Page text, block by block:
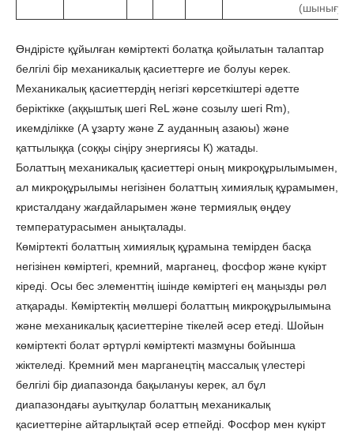
(шынығу)
Өндірісте құйылған көміртекті болатқа қойылатын талаптар
белгілі бір механикалық қасиеттерге ие болуы керек.
Механикалық қасиеттердің негізгі көрсеткіштері әдетте
беріктікке (аққыштық шегі ReL және созылу шегі Rm),
икемділікке (А ұзарту және Z ауданның азаюы) және
қаттылыққа (соққы сіңіру энергиясы К) жатады.
Болаттың механикалық қасиеттері оның микроқұрылымымен,
ал микроқұрылымы негізінен болаттың химиялық құрамымен,
кристалдану жағдайларымен және термиялық өңдеу
температурасымен анықталады.
Көміртекті болаттың химиялық құрамына темірден басқа
негізінен көміртегі, кремний, марганец, фосфор және күкірт
кіреді. Осы бес элементтің ішінде көміртегі ең маңызды рөл
атқарады. Көміртектің мөлшері болаттың микроқұрылымына
және механикалық қасиеттеріне тікелей әсер етеді. Шойын
көміртекті болат әртүрлі көміртекті мазмұны бойынша
жіктеледі. Кремний мен марганецтің массалық үлестері
белгілі бір диапазонда бақылануы керек, ал бұл
диапазондағы ауытқулар болаттың механикалық
қасиеттеріне айтарлықтай әсер етпейді. Фосфор мен күкірт